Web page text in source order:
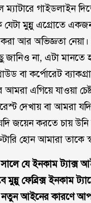
ম্যাটারে গাইডলাইন
যেটা মুন্নু এগ্রোতে
করা আর অভিজ্ঞতা
না, এটা মানতে
বা কর্পোরেট
এগিয়ে যাওয়া
দেখায় বা আমরা
জয়েন করতে চায় উনি
হোন আমারা তাকে
যে ইনকাম ট্যাক্স
ফেব্রিক্স ইনকাম
নতুন আইনের কারণে